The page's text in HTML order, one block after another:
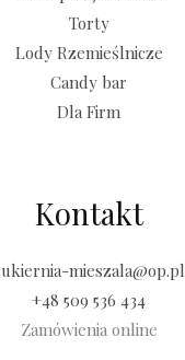
Torty
Lody Rzemieślnicze
Candy bar
Dla Firm
Kontakt
mieszala@op.pl
+48 509 536 434
Zamówienia online